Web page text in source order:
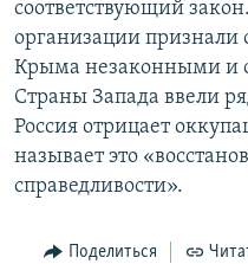
соответствующий
организации
Крыма незаконными и
Страны Запада ввели
Россия отрицает
называет это
справедливости».
Поделиться